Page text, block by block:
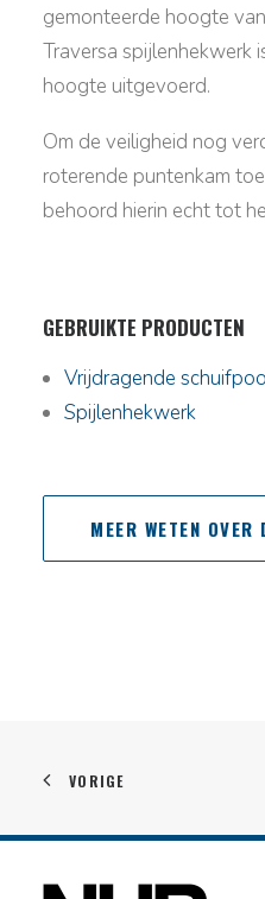
gemonteerde hoogte
Traversa spijlenhekwerk
hoogte uitgevoerd.
Om de veiligheid nog
roterende puntenkam
behoord hierin echt tot
GEBRUIKTE PRODUCTEN
Vrijdragende
Spijlenhekwerk
MEER WETEN
VORIGE